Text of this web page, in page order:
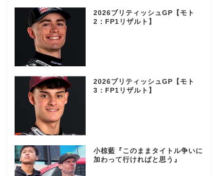
2026ブリティッシュGP【モト
2：FP1リザルト】
2026ブリティッシュGP【モト
3：FP1リザルト】
小椋藍『このままタイトル争いに
加わって行ければと思う』